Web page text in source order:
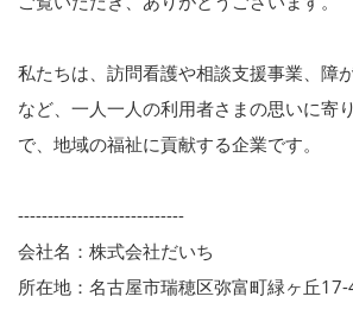
私たちは、訪問看護や相談支援事業、障
など、一人一人の利用者さまの思いに寄
で、地域の福祉に貢献する企業です。
----------------------------
会社名：株式会社だいち
所在地：名古屋市瑞穂区弥富町緑ヶ丘17-